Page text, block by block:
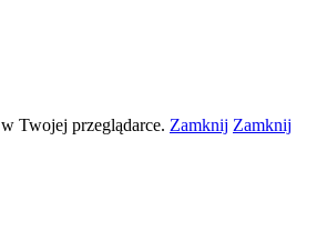
w Twojej przeglądarce. Zamknij Zamknij